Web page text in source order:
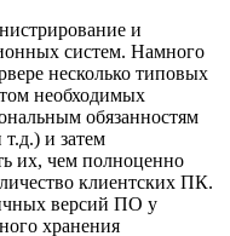
и
систем. Намного
несколько типовых
необходимых
обязанностям
и затем
их, чем полноценно
клиентских ПК.
версий ПО у
хранения